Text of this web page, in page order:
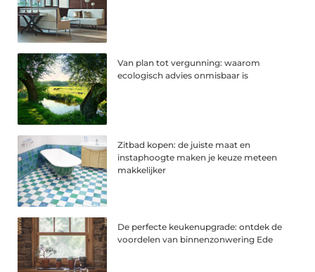
Van plan tot vergunning: waarom
ecologisch advies onmisbaar is
Zitbad kopen: de juiste maat en
instaphoogte maken je keuze meteen
makkelijker
De perfecte keukenupgrade: ontdek de
voordelen van binnenzonwering Ede